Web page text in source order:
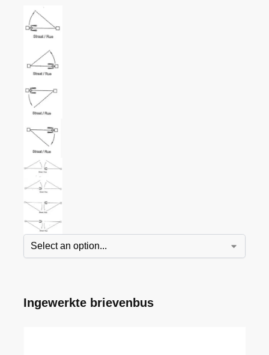
Ingewerkte brievenbus